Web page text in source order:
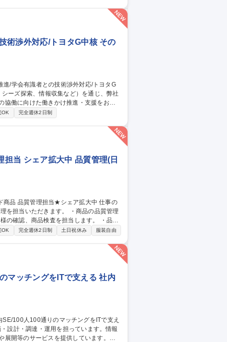
術渉外対応/トヨタG中核 その
協働に向けた働きかけ推進・支援をお任
OK 完全週休2日制
当 シェア拡大中 品質管理(日
きます。 ・商品の品質管理
の確認、商品検査を担当します。 ・品質
OK 完全週休2日制 土日祝休み 服装自由
マッチングをITで支える 社内
開等のサービスを提供しています。